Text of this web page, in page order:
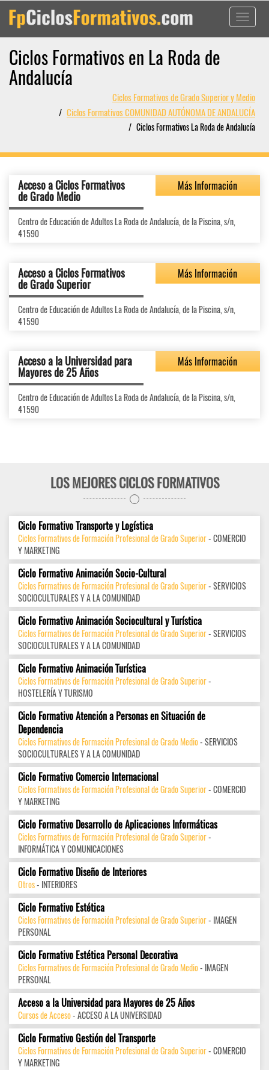
Toggle
Ciclos Formativos en La Roda de
Andalucía
Ciclos Formativos de Grado Superior y Medio
Ciclos Formativos COMUNIDAD AUTÓNOMA DE ANDALUCÍA
Ciclos Formativos La Roda de Andalucía
Acceso a Ciclos Formativos
de Grado Medio
Más Información
Centro de Educación de Adultos La Roda de Andalucía, de la Piscina, s/n,
41590
Acceso a Ciclos Formativos
de Grado Superior
Más Información
Centro de Educación de Adultos La Roda de Andalucía, de la Piscina, s/n,
41590
Acceso a la Universidad para
Mayores de 25 Años
Más Información
Centro de Educación de Adultos La Roda de Andalucía, de la Piscina, s/n,
41590
LOS MEJORES CICLOS FORMATIVOS
Ciclo Formativo Transporte y Logística
Ciclos Formativos de Formación Profesional de Grado Superior- COMERCIO
Y MARKETING
Ciclo Formativo Animación Socio-Cultural
Ciclos Formativos de Formación Profesional de Grado Superior- SERVICIOS
SOCIOCULTURALES Y A LA COMUNIDAD
Ciclo Formativo Animación Sociocultural y Turística
Ciclos Formativos de Formación Profesional de Grado Superior- SERVICIOS
SOCIOCULTURALES Y A LA COMUNIDAD
Ciclo Formativo Animación Turística
Ciclos Formativos de Formación Profesional de Grado Superior-
HOSTELERÍA Y TURISMO
Ciclo Formativo Atención a Personas en Situación de
Dependencia
Ciclos Formativos de Formación Profesional de Grado Medio- SERVICIOS
SOCIOCULTURALES Y A LA COMUNIDAD
Ciclo Formativo Comercio Internacional
Ciclos Formativos de Formación Profesional de Grado Superior- COMERCIO
Y MARKETING
Ciclo Formativo Desarrollo de Aplicaciones Informáticas
Ciclos Formativos de Formación Profesional de Grado Superior-
INFORMÁTICA Y COMUNICACIONES
Ciclo Formativo Diseño de Interiores
Otros- INTERIORES
Ciclo Formativo Estética
Ciclos Formativos de Formación Profesional de Grado Superior- IMAGEN
PERSONAL
Ciclo Formativo Estética Personal Decorativa
Ciclos Formativos de Formación Profesional de Grado Medio- IMAGEN
PERSONAL
Acceso a la Universidad para Mayores de 25 Años
Cursos de Acceso- ACCESO A LA UNIVERSIDAD
Ciclo Formativo Gestión del Transporte
Ciclos Formativos de Formación Profesional de Grado Superior- COMERCIO
Y MARKETING